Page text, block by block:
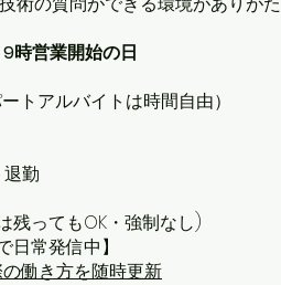
9時営業開始の日
トアルバイトは時間自由）
勤
残ってもOK・強制なし)
日常発信中】
働き方を随時更新